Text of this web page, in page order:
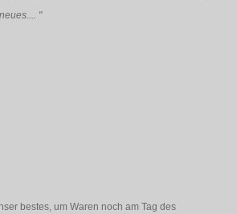
"
bestes, um Waren noch am Tag des